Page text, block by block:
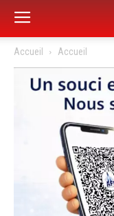
Accueil Accueil